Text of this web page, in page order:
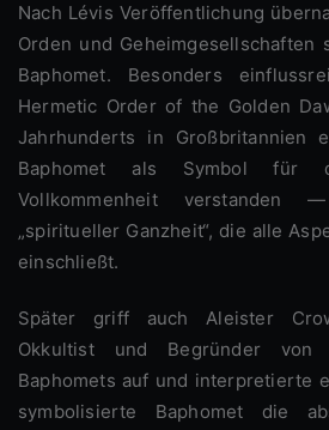
Nach Lévis Veröffentlichung übernahmen viele magische
Orden und Geheimgesellschaften
Baphomet. Besonders
Hermetic Order of the Golden
Jahrhunderts in Großbritannien
Baphomet als Symbol für
Vollkommenheit
„spiritueller Ganzheit“, die alle
einschließt.
Später griff auch Aleister Crowley, ein bekannter
Okkultist und Begründer von
Baphomets auf und interpretierte
symbolisierte Baphomet die